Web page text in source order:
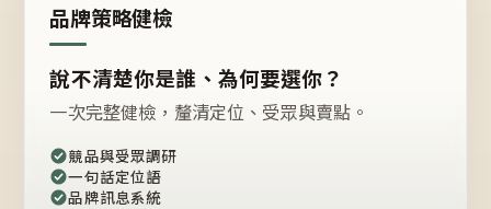
品牌策略健檢
說不清楚你是誰、為何要選你？
一次完整健檢，釐清定位、受眾與賣點。
競品與受眾調研
一句話定位語
品牌訊息系統